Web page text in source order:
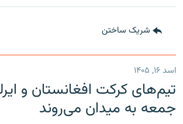
شریک ساختن
اسد ۱۶, ۱۴۰۵
تیم‌های کرکت افغانستان و
جمعه به میدان می‌روند